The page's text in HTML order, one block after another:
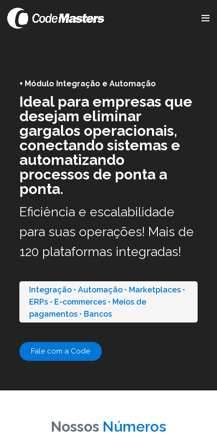
+ Módulo Integração e Automação
Ideal para empresas que
desejam eliminar
gargalos operacionais,
conectando sistemas e
automatizando
processos de ponta a
ponta.
Eficiência e escalabilidade
para suas operações! Mais de
120 plataformas integradas!
Integração • Automação • Marketplaces •
ERPs • E-commerces • Meios de
pagamentos • Bancos
Fale com a Code
Nossos Números